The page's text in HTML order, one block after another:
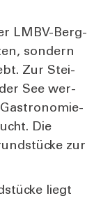
LMBV-Berg­
son­dern
Zur Stei­
See wer­
Die
zur
liegt